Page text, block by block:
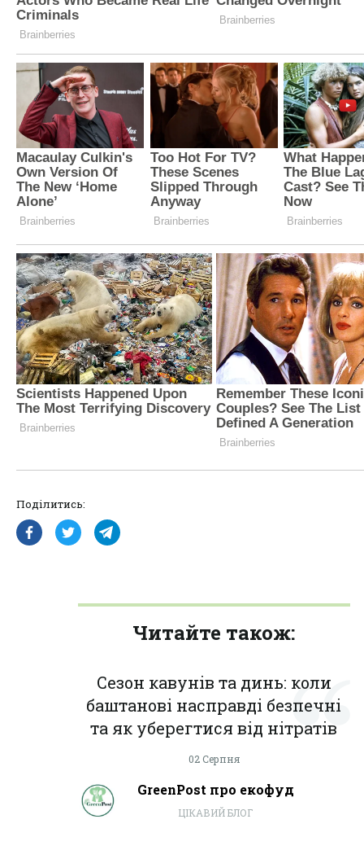
Поділитись:
Читайте також:
Сезон кавунів та динь: коли
баштанові насправді безпечні
та як уберегтися від нітратів
02 Серпня
GreenPost про екофуд
ЦІКАВИЙ БЛОГ